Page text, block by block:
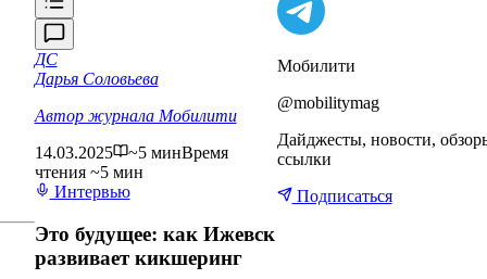
ДС
Дарья Соловьева
Автор журнала Мобилити
14.03.2025
~5 минВремя
чтения ~5 мин
Интервью
Это будущее: как Ижевск
развивает кикшеринг
Мобилити
@mobilitymag
Дайджесты, новости,
ссылки
Подписаться